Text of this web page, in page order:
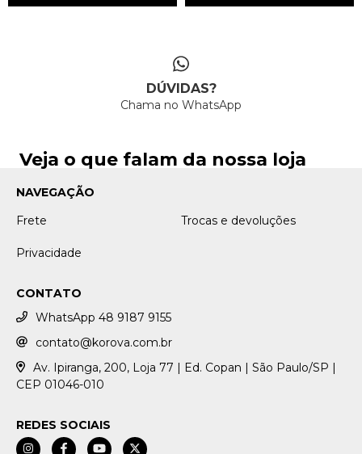
DÚVIDAS?
Chama no WhatsApp
Veja o que falam da nossa loja
NAVEGAÇÃO
Frete
Trocas e devoluções
Privacidade
CONTATO
WhatsApp 48 9187 9155
contato@korova.com.br
Av. Ipiranga, 200, Loja 77 | Ed. Copan | São Paulo/SP |
CEP 01046-010
REDES SOCIAIS